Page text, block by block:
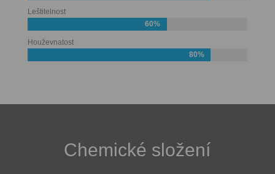
Leštitelnost
60%
Houževnatost
80%
Chemické složení